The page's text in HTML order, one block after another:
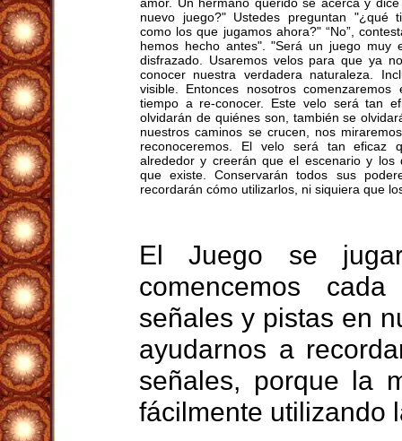
nuevo juego?" Ustedes preguntan "¿qué
como los que jugamos ahora?" “No”,
hemos hecho antes". "Será un juego muy
disfrazado. Usaremos velos para que ya
conocer nuestra verdadera naturaleza.
visible. Entonces nosotros
tiempo a re-conocer. Este velo será tan
olvidarán de quiénes son, también se
nuestros caminos se crucen, nos
reconoceremos. El velo será tan eficaz
alrededor y creerán que el escenario y los
que existe. Conservarán todos sus
recordarán cómo utilizarlos, ni siquiera que
El Juego se
comencemos
señales y pistas en
ayudarnos a
señales, porque la
fácilmente utilizando